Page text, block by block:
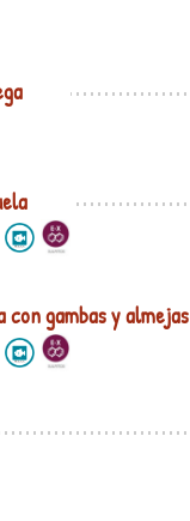
con gambas y almejas